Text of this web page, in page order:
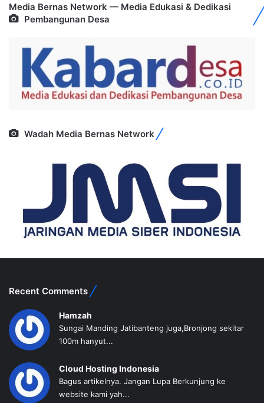
Media Bernas Network — Media Edukasi & Dedikasi
Pembangunan Desa
Wadah Media Bernas Network
Recent Comments
Hamzah
Sungai Manding Jatibanteng juga,Bronjong sekitar
100m hanyut...
Cloud Hosting Indonesia
Bagus artikelnya. Jangan Lupa Berkunjung ke
website kami yah...